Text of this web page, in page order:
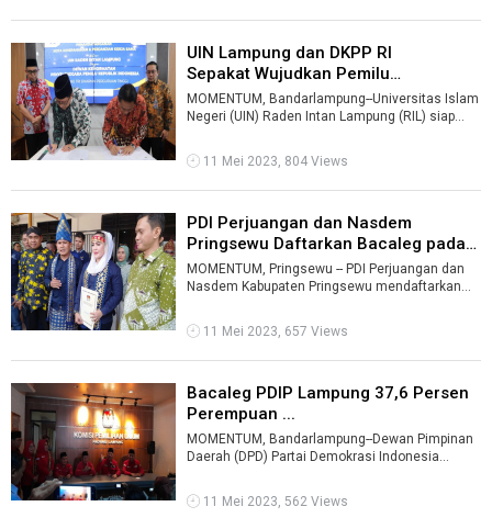
UIN Lampung dan DKPP RI
Sepakat Wujudkan Pemilu
Berintegritas ...
MOMENTUM, Bandarlampung--Universitas Islam
Negeri (UIN) Raden Intan Lampung (RIL) siap
11 Mei 2023, 804 Views
PDI Perjuangan dan Nasdem
Pringsewu Daftarkan Bacaleg pada
Hari K ...
MOMENTUM, Pringsewu -- PDI Perjuangan dan
Nasdem Kabupaten Pringsewu mendaftarkan
11 Mei 2023, 657 Views
Bacaleg PDIP Lampung 37,6 Persen
Perempuan ...
MOMENTUM, Bandarlampung--Dewan Pimpinan
Daerah (DPD) Partai Demokrasi Indonesia
ba ...
11 Mei 2023, 562 Views